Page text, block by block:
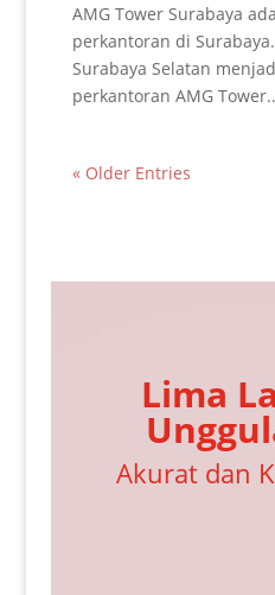
AMG Tower Surabaya
perkantoran di
Surabaya Selatan
perkantoran AMG
« Older Entries
Lima
Akurat dan